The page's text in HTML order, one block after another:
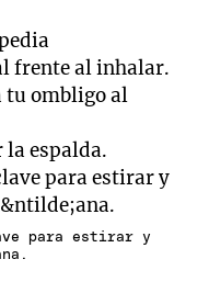
frente al inhalar.
tu ombligo al
la espalda.
para estirar y